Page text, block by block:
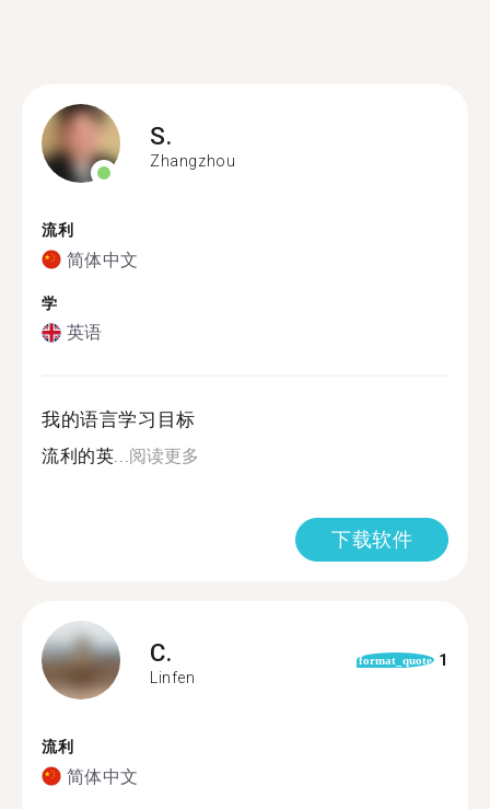
S.
Zhangzhou
流利
简体中文
学
英语
我的语言学习目标
流利的英...阅读更多
下载软件
C.
Linfen
format_quote 1
流利
简体中文